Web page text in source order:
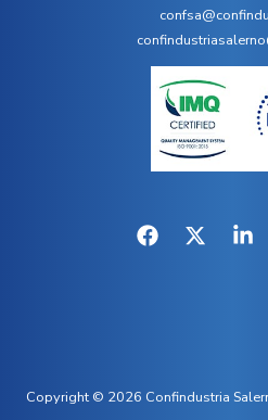
Copyright © 2026 Confindustria